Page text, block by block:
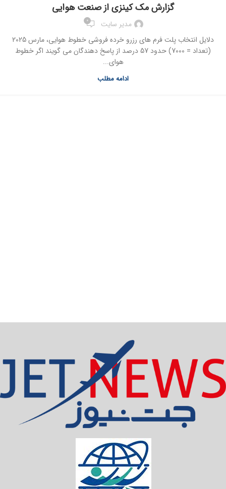
گزارش مک کینزی از صنعت هوایی
مدیر سایت 0
دلایل انتخاب پلت فرم های رزرو خرده فروشی خطوط هوایی، مارس 2025
(تعداد = 7000) حدود 57 درصد از پاسخ دهندگان می گویند اگر خطوط
هوای...
ادامه مطلب